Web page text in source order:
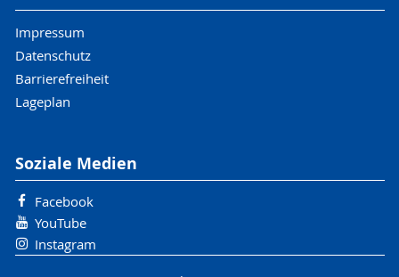
Impressum
Datenschutz
Barrierefreiheit
Lageplan
Soziale Medien
Facebook
YouTube
Instagram